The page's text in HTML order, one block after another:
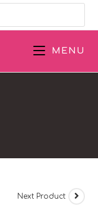
MENU
Next Product